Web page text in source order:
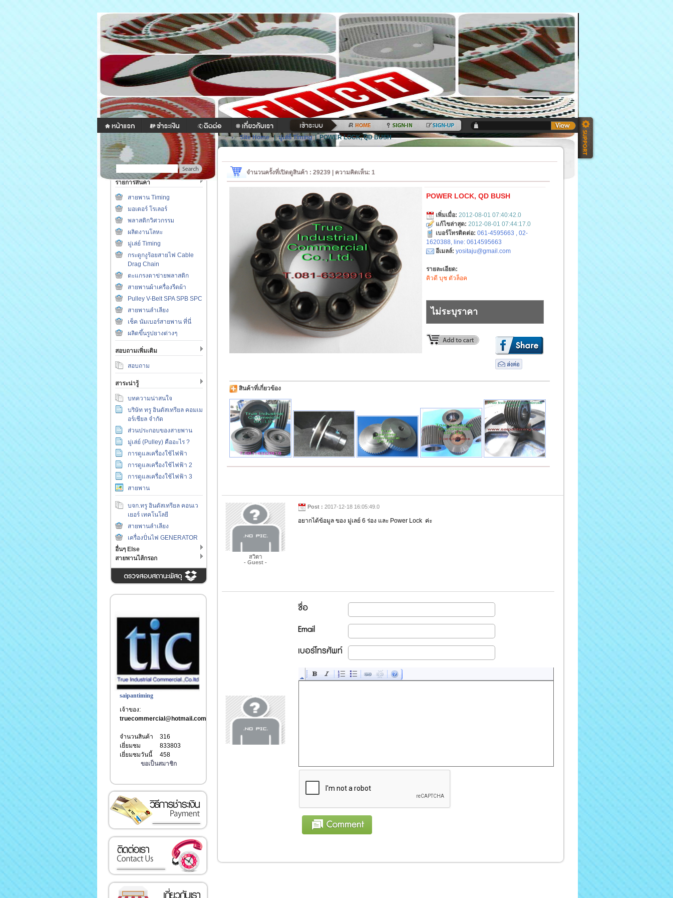
รายการสินค้า
สายพาน Timing
มอเตอร์ โรเลอร์
พลาสติกวิศวกรรม
ผลิตงานโลหะ
มู่เล่ย์ Timing
กระดูกงูร้อยสายไฟ Cable
Drag Chain
ตะแกรงตาข่ายพลาสติก
สายพานผ้าเครื่องรีดผ้า
Pulley V-Belt SPA SPB SPC
สายพานลำเลียง
เช็ค นัมเบอร์สายพาน ที่นี่
ผลิตขึ้นรูปยางต่างๆ
สอบถามเพิ่มเติม
สอบถาม
สาระน่ารู้
บทความน่าสนใจ
บริษัท ทรู อินดัสเทรียล คอมเม
อร์เชียล จำกัด
ส่วนประกอบของสายพาน
มู่เล่ย์ (Pulley) คืออะไร ?
การดูแลเครื่องใช้ไฟฟ้า
การดูแลเครื่องใช้ไฟฟ้า 2
การดูแลเครื่องใช้ไฟฟ้า 3
สายพาน
บจก.ทรู อินดัสเทรียล คอนเว
เยอร์ เทคโนโลยี
สายพานลำเลียง
เครื่องปั่นไฟ GENERATOR
อื่นๆ Else
สายพานไส้กรอก
saipantiming
เจ้าของ:
truecommercial@hotmail.com
จำนวนสินค้า
316
เยี่ยมชม
833803
เยี่ยมชมวันนี้
458
ขอเป็นสมาชิก
Site Home|มู่เล่ย์ Timing|POWER LOCK, QD BUSH
จำนวนครั้งที่เปิดดูสินค้า : 29239 | ความคิดเห็น: 1
POWER LOCK, QD BUSH
เพิ่มเมื่อ: 2012-08-01 07:40:42.0
แก้ไขล่าสุด: 2012-08-01 07:44:17.0
เบอร์โทรติดต่อ: 061-4595663 , 02-
1620388, line: 0614595663
อีเมลล์: yositaju@gmail.com
รายละเอียด:
คิวดี บุช ตัวล็อค
ไม่ระบุราคา
สินค้าที่เกี่ยวข้อง
สวิตา
- Guest -
Post : 2017-12-18 16:05:49.0
อยากได้ข้อมูล ของ มู่เลย์ 6 ร่อง และ Power Lock ค่ะ
ชื่อ
Email
เบอร์โทรศัพท์